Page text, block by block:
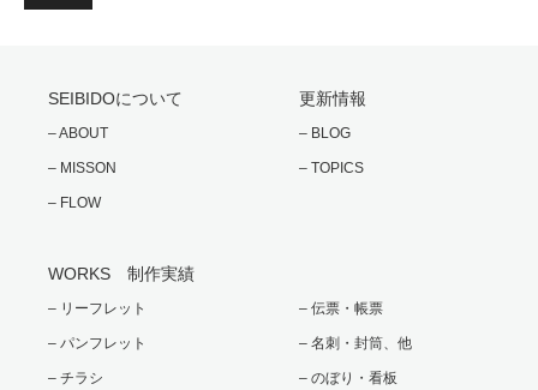
SEIBIDOについて
– ABOUT
– MISSON
– FLOW
更新情報
– BLOG
– TOPICS
WORKS 制作実績
– リーフレット
– パンフレット
– チラシ
– 伝票・帳票
– 名刺・封筒、他
– のぼり・看板